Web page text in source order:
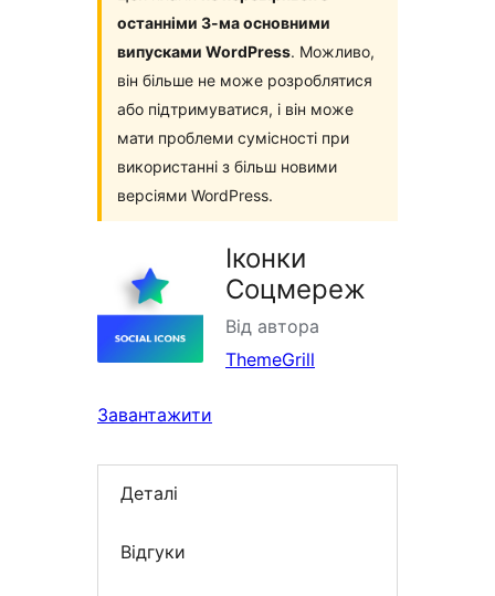
останніми 3-ма основними
випусками WordPress. Можливо,
він більше не може розроблятися
або підтримуватися, і він може
мати проблеми сумісності при
використанні з більш новими
версіями WordPress.
Іконки
Соцмереж
Від автора
ThemeGrill
Завантажити
Деталі
Відгуки